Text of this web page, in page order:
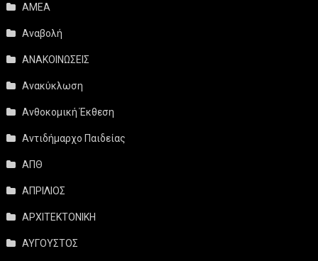
ΑΜΕΑ
Αναβολή
ΑΝΑΚΟΙΝΩΣΕΙΣ
Ανακύκλωση
Ανθοκομική Έκθεση
Αντιδήμαρχο Παιδείας
ΑΠΘ
ΑΠΡΙΛΙΟΣ
ΑΡΧΙΤΕΚΤΟΝΙΚΗ
ΑΥΓΟΥΣΤΟΣ